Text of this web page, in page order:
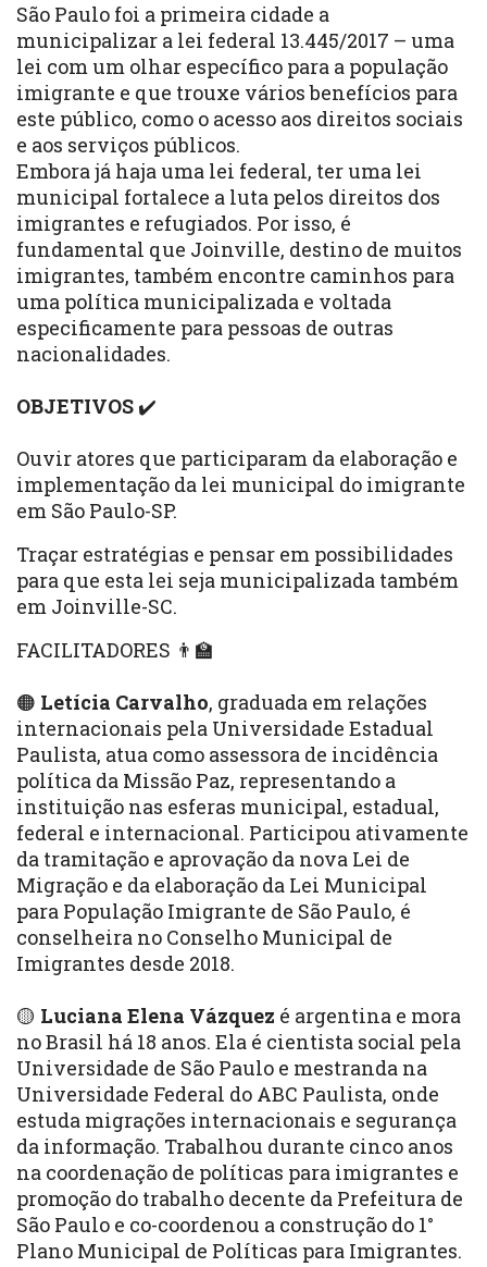
São Paulo foi a primeira cidade a
municipalizar a lei federal 13.445/2017 – uma
lei com um olhar específico para a população
imigrante e que trouxe vários benefícios para
este público, como o acesso aos direitos sociais
e aos serviços públicos.
Embora já haja uma lei federal, ter uma lei
municipal fortalece a luta pelos direitos dos
imigrantes e refugiados. Por isso, é
fundamental que Joinville, destino de muitos
imigrantes, também encontre caminhos para
uma política municipalizada e voltada
especificamente para pessoas de outras
nacionalidades.
OBJETIVOS ✔️
Ouvir atores que participaram da elaboração e
implementação da lei municipal do imigrante
em São Paulo-SP.
Traçar estratégias e pensar em possibilidades
para que esta lei seja municipalizada também
em Joinville-SC.
FACILITADORES 👨‍🏫
🟠 Letícia Carvalho, graduada em relações
internacionais pela Universidade Estadual
Paulista, atua como assessora de incidência
política da Missão Paz, representando a
instituição nas esferas municipal, estadual,
federal e internacional. Participou ativamente
da tramitação e aprovação da nova Lei de
Migração e da elaboração da Lei Municipal
para População Imigrante de São Paulo, é
conselheira no Conselho Municipal de
Imigrantes desde 2018.
🟡 Luciana Elena Vázquez é argentina e mora
no Brasil há 18 anos. Ela é cientista social pela
Universidade de São Paulo e mestranda na
Universidade Federal do ABC Paulista, onde
estuda migrações internacionais e segurança
da informação. Trabalhou durante cinco anos
na coordenação de políticas para imigrantes e
promoção do trabalho decente da Prefeitura de
São Paulo e co-coordenou a construção do 1°
Plano Municipal de Políticas para Imigrantes.